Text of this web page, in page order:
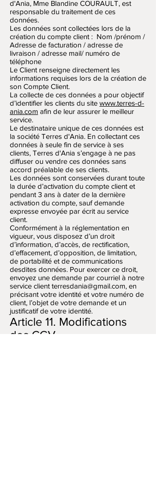
d'Ania, Mme Blandine COURAULT, est
responsable du traitement de ces
données.
Les données sont collectées lors de la
création du compte client : Nom /prénom /
Adresse de facturation / adresse de
livraison / adresse mail/ numéro de
téléphone
Le Client renseigne directement les
informations requises lors de la création de
son Compte Client.
La collecte de ces données a pour objectif
d’identifier les clients du site www.terres-d-
ania.com afin de leur assurer le meilleur
service.
Le destinataire unique de ces données est
la société Terres d'Ania. En collectant ces
données à seule fin de service à ses
clients, Terres d'Ania s’engage à ne pas
diffuser ou vendre ces données sans
accord préalable de ses clients.
Les données sont conservées durant toute
la durée d’activation du compte client et
pendant 3 ans à dater de la dernière
activation du compte, sauf demande
expresse envoyée par écrit au service
client.
Conformément à la réglementation en
vigueur, vous disposez d’un droit
d’information, d’accès, de rectification,
d’effacement, d’opposition, de limitation,
de portabilité et de communications
desdites données. Pour exercer ce droit,
envoyez une demande par courriel à notre
service client terresdania@gmail.com, en
précisant votre identité et votre numéro de
client, l’objet de votre demande et un
justificatif de votre identité.
Article 11. Modifications
des CGV